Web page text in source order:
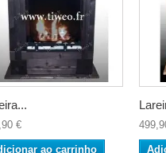
€
ao carrinho